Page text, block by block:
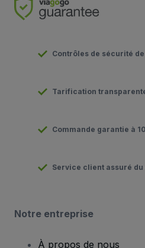
Contrôles de sécurité
Tarification
Commande garantie à
Service client assuré du
Notre entreprise
À propos de nous